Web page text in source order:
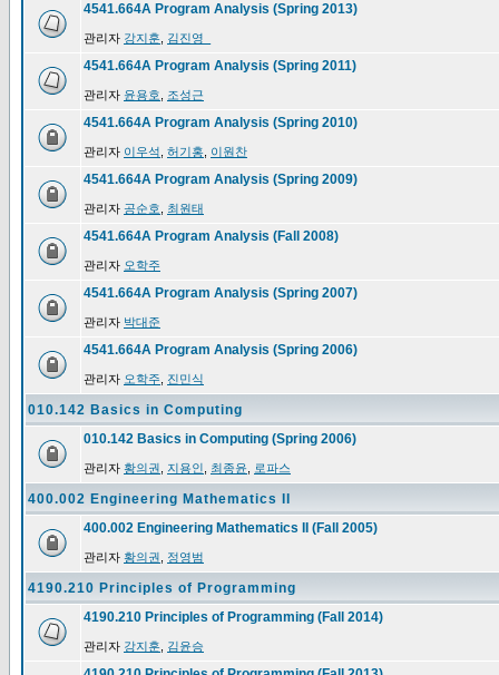
4541.664A Program Analysis (Spring 2013)
관리자 강지훈 김진영_
4541.664A Program Analysis (Spring 2011)
관리자 윤용호 조성근
4541.664A Program Analysis (Spring 2010)
관리자 이우석 허기홍 이원찬
4541.664A Program Analysis (Spring 2009)
관리자 공순호 최원태
4541.664A Program Analysis (Fall 2008)
관리자 오학주
4541.664A Program Analysis (Spring 2007)
관리자 박대준
4541.664A Program Analysis (Spring 2006)
관리자 오학주 진민식
010.142 Basics in Computing
010.142 Basics in Computing (Spring 2006)
관리자 황의권 지용인 최종윤 로파스
400.002 Engineering Mathematics II
400.002 Engineering Mathematics II (Fall 2005)
관리자 황의권 정영범
4190.210 Principles of Programming
4190.210 Principles of Programming (Fall 2014)
관리자 강지훈 김윤승